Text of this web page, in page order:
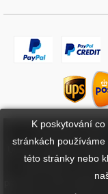
Určené ochranné
BaterieBuy.cz není
produkty na této webové
K poskytování
stránkách
této stránky nebo